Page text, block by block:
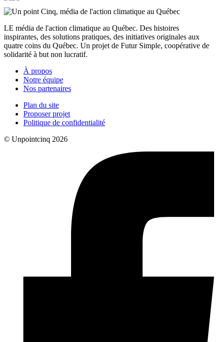
LE média de l'action climatique au Québec. Des histoires
inspirantes, des solutions pratiques, des initiatives originales aux
quatre coins du Québec. Un projet de Futur Simple, coopérative de
solidarité à but non lucratif.
À propos
Notre équipe
Nos partenaires
Plan du site
Proposer projet
Politique de confidentialité
© Unpointcinq 2026